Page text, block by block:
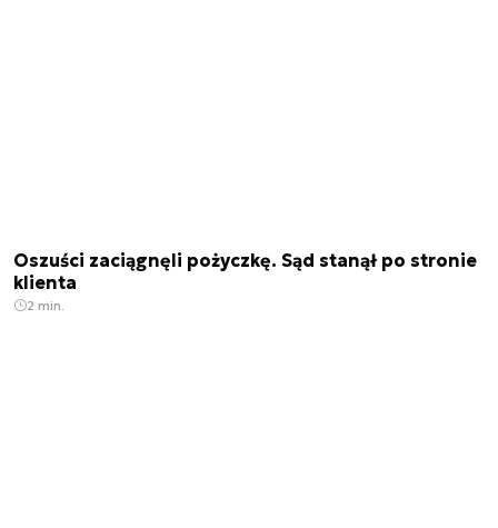
Oszuści zaciągnęli pożyczkę. Sąd stanął po stronie
klienta
2 min.